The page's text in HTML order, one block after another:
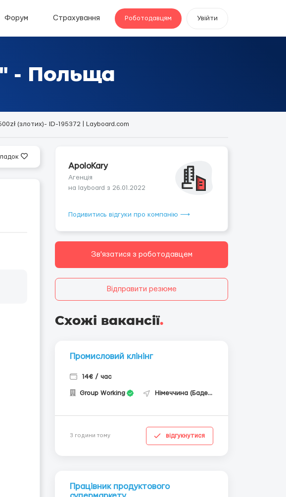
Форум Страхування Роботодавцям Увійти
- Польща
(злотих)- ID-195372 | Layboard.com
ApoloKary
Агенція
на layboard з 26.01.2022
Подивитись відгуки про компанію ⟶
Зв'язатися з роботодавцем
Відправити резюме
Схожі вакансії.
Промисловий клінінг
14€ / час
Group Working Німеччина (Баден-Вюртемберг)
3 години тому відгукнутися
Працівник продуктового